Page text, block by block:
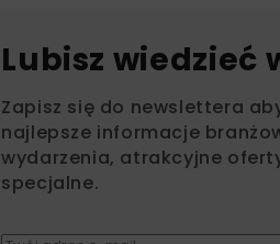
Lubisz wiedzieć
Zapisz się do newslettera
najlepsze informacje
wydarzenia, atrakcyjne
specjalne.